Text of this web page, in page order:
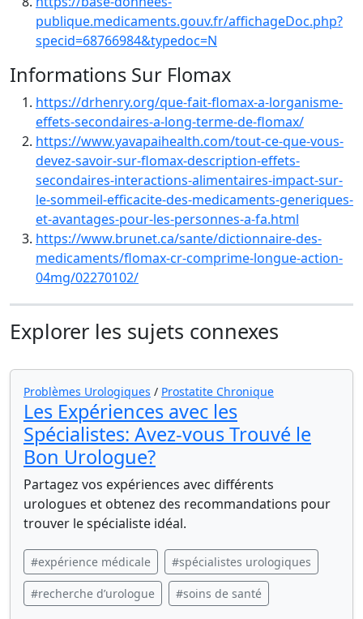
publique.medicaments.gouv.fr/affichageDoc.php?
specid=68766984&typedoc=N
Informations Sur Flomax
https://drhenry.org/que-fait-flomax-a-lorganisme-
effets-secondaires-a-long-terme-de-flomax/
https://www.yavapaihealth.com/tout-ce-que-vous-
devez-savoir-sur-flomax-description-effets-
secondaires-interactions-alimentaires-impact-sur-
le-sommeil-efficacite-des-medicaments-generiques-
et-avantages-pour-les-personnes-a-fa.html
https://www.brunet.ca/sante/dictionnaire-des-
medicaments/flomax-cr-comprime-longue-action-
04mg/02270102/
Explorer les sujets connexes
Problèmes Urologiques / Prostatite Chronique
Les Expériences avec les
Spécialistes: Avez-vous Trouvé le
Bon Urologue?
Partagez vos expériences avec différents
urologues et obtenez des recommandations pour
trouver le spécialiste idéal.
#expérience médicale #spécialistes urologiques
#recherche d’urologue #soins de santé